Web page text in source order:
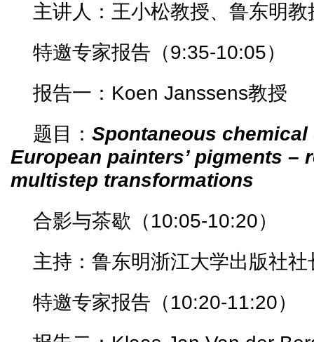
主讲人：王小松教授、鲁东明教
特邀专家报告（9:35-10:05）
报告一：Koen Janssens教授
题目： Spontaneous
European painters’ pigments –
multistep transformations
合影与茶歇（10:05-10:20）
主持：鲁东明浙江大学出版社社
特邀专家报告（10:20-11:20）